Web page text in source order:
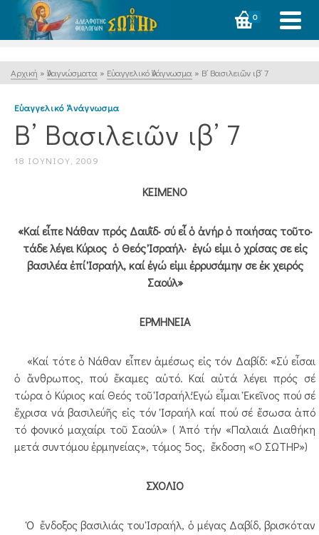
0
Αρχική » Ἀναγνώσματα » Εὐαγγελικό Ἀνάγνωσμα » Β’ Βασιλειῶν ιβ’ 7
Εὐαγγελικό Ἀνάγνωσμα
Β’ Βασιλειῶν ιβ’ 7
18 ΙΟΥΝΊΟΥ, 2009
ΚΕΙΜΕΝΟ
«Καί εἶπε Νάθαν πρός Δαυῒδ· σύ εἶ ὁ ἀνήρ ὁ ποιήσας τοῦτο·
τάδε λέγει Κύριος ὁ Θεός Ἰσραήλ· ἐγώ εἰμι ὁ χρίσας σε εἰς
βασιλέα ἐπί Ἰσραήλ, καί ἐγώ εἰμι ἐρρυσάμην σε ἐκ χειρός
Σαούλ»
ΕΡΜΗΝΕΙΑ
«Καί τότε ὁ Νάθαν εἶπεν ἀμέσως εἰς τόν Δαβίδ: «Σύ εἶσαι
ὁ ἄνθρωπος, πού ἔκαμες αὐτό. Καί αὐτά λέγει πρός σέ
τώρα ὁ Κύριος καί Θεός τοῦ Ἰσραήλ:Ἐγώ εἶμαι Ἐκεῖνος πού σέ
ἔχρισα νά βασιλεύῆς εἰς τόν Ἰσραήλ καί πού σέ ἔσωσα ἀπό
τό φονικό μαχαίρι τοῦ Σαούλ» ( Ἀπό τήν «Παλαιά Διαθήκη
μετά συντόμου ἑρμηνείας», τόμος 5ος, ἔκδοση «Ο ΣΩΤΗΡ»)
ΣΧΟΛΙΟ
Ὁ ἔνδοξος βασιλιάς του Ἰσραήλ, ὁ μέγας Δαβίδ, βρισκόταν